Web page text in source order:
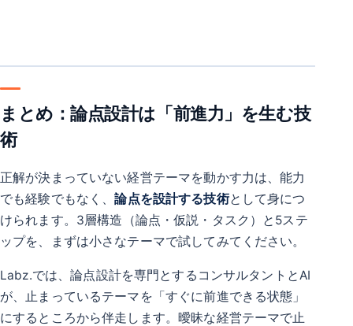
まとめ：論点設計は「前進力」を生む技
術
正解が決まっていない経営テーマを動かす力は、能力
でも経験でもなく、論点を設計する技術として身につ
けられます。3層構造（論点・仮説・タスク）と5ステ
ップを、まずは小さなテーマで試してみてください。
Labz.では、論点設計を専門とするコンサルタントとAI
が、止まっているテーマを「すぐに前進できる状態」
にするところから伴走します。曖昧な経営テーマで止